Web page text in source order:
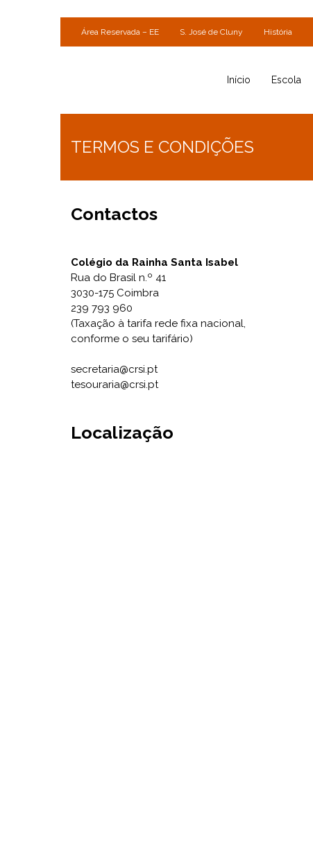
Área Reservada – EE S. José de Cluny História
Início Escola
TERMOS E CONDIÇÕES
Contactos
Colégio da Rainha Santa Isabel
Rua do Brasil n.º 41
3030-175 Coimbra
239 793 960
(Taxação à tarifa rede fixa nacional,
conforme o seu tarifário)
secretaria@crsi.pt
tesouraria@crsi.pt
Localização